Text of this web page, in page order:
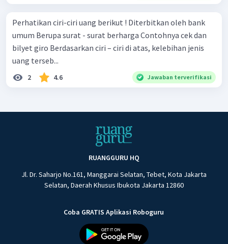
Perhatikan ciri-ciri uang berikut ! Diterbitkan oleh bank
umum Berupa surat - surat berharga Contohnya cek dan
bilyet giro Berdasarkan ciri – ciri di atas, kelebihan jenis
uang terseb...
2 4.6 Jawaban terverifikasi
RUANGGURU HQ
Jl. Dr. Saharjo No.161, Manggarai Selatan, Tebet, Kota Jakarta
Selatan, Daerah Khusus Ibukota Jakarta 12860
Coba GRATIS Aplikasi Roboguru